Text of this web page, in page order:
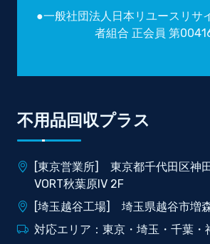
●一般社団法人日本リユースリサ
者組合 正会員 第
不用品回収プラス
[東京営業所] 東京都千代田区神
VORT秋葉原IV 2F
[埼玉越谷工場] 埼玉県越谷市増
対応エリア：東京・埼玉・千葉・